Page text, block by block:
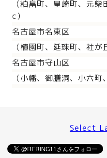
（粕畠町、星崎町、元
c）
名古屋市名東区
（植園町、延珠町、社
名古屋市守山区
（小幡、御膳洞、小六
Select